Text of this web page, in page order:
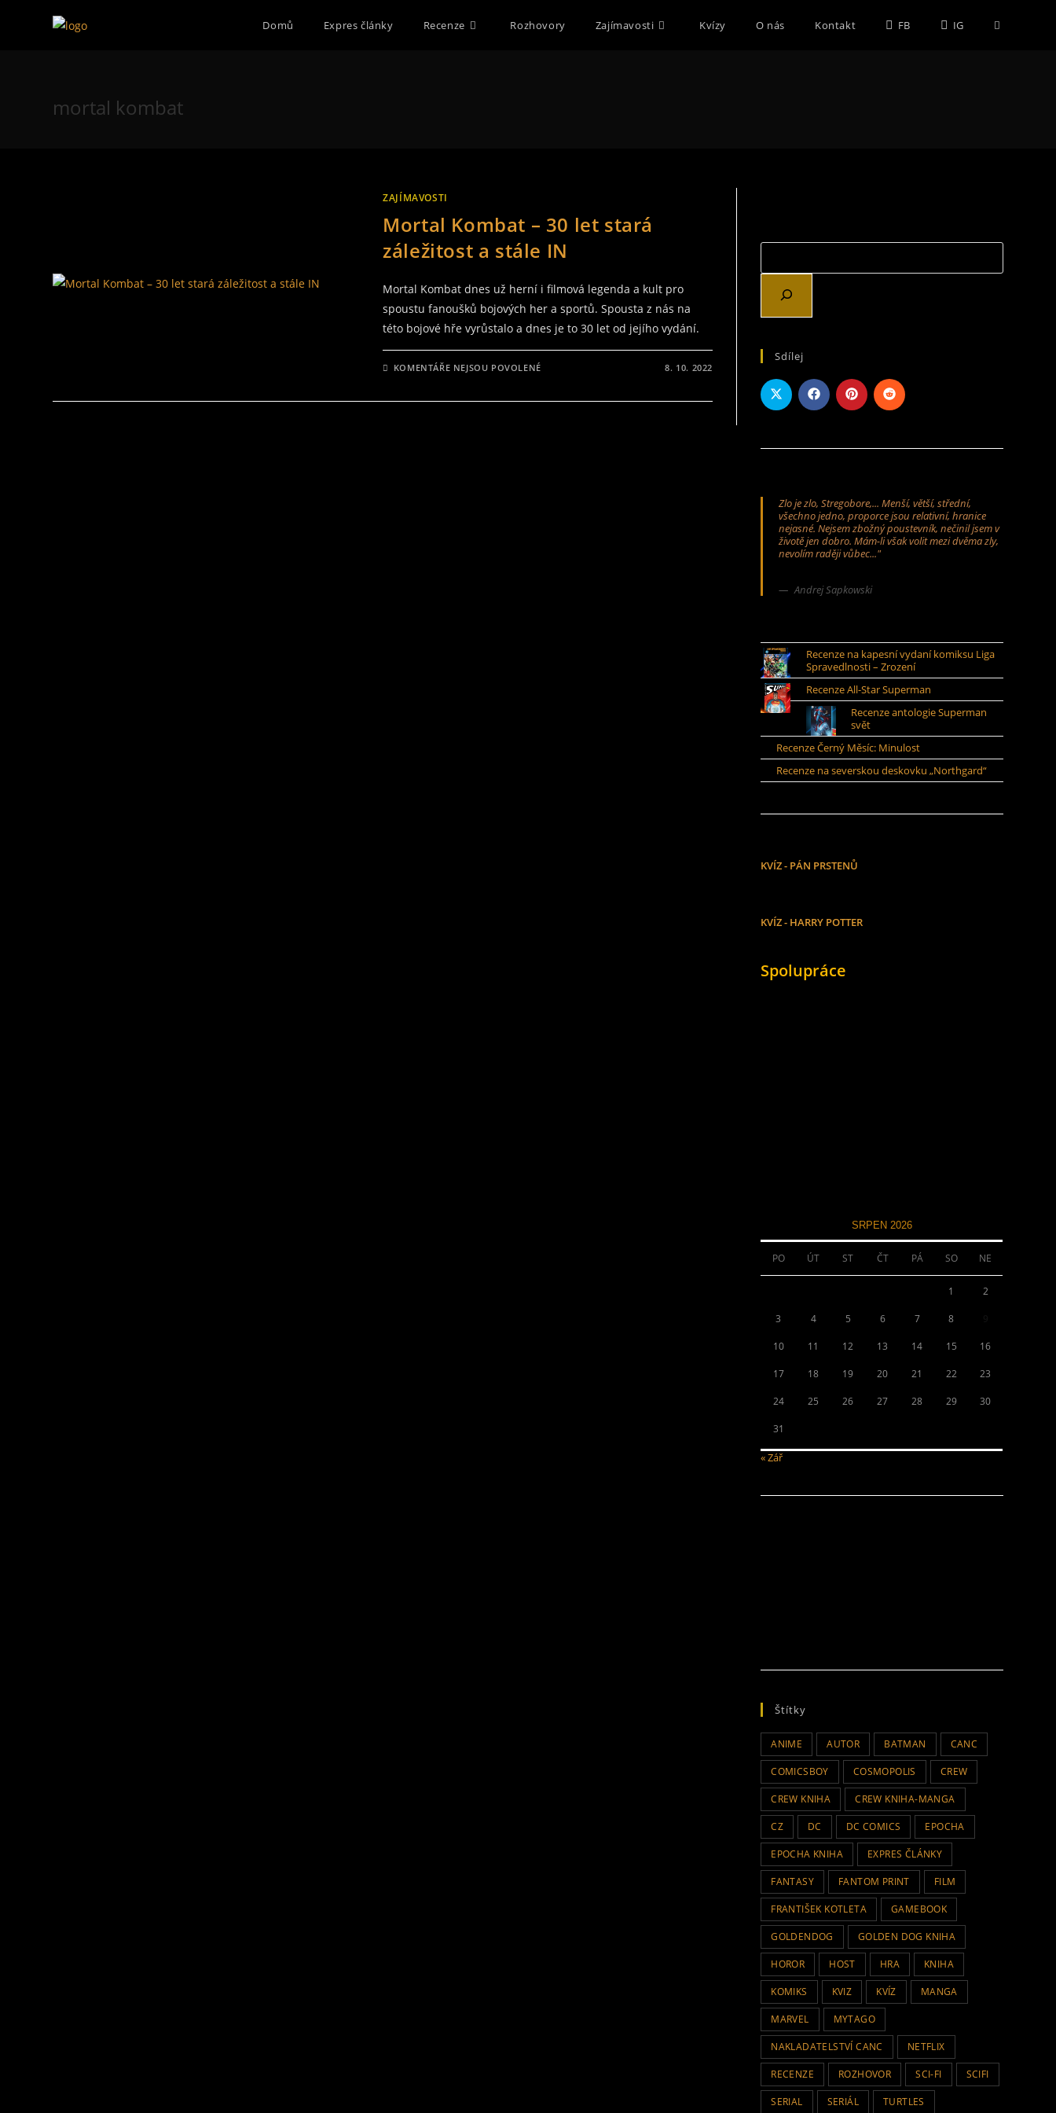
Domů Expres články Recenze Rozhovory Zajímavosti Kvízy O nás Kontakt FB IG Toggle
mortal kombat
ZAJÍMAVOSTI
Mortal Kombat – 30 let stará
záležitost a stále IN
Mortal Kombat dnes už herní i filmová legenda a kult pro
spoustu fanoušků bojových her a sportů. Spousta z nás na
této bojové hře vyrůstalo a dnes je to 30 let od jejího vydání.
KOMENTÁŘE NEJSOU POVOLENÉU
NÁZVEM
8. 10. 2022
Sdílej
Zlo je zlo, Stregobore,... Menší, větší, střední,
všechno jedno, proporce jsou relativní, hranice
nejasné. Nejsem zbožný poustevník, nečinil jsem v
životě jen dobro. Mám-li však volit mezi dvěma zly,
nevolím raději vůbec..."
Andrej Sapkowski
Recenze na kapesní vydaní komiksu Liga
Spravedlnosti – Zrození
Recenze All-Star Superman
Recenze antologie Superman
svět
Recenze Černý Měsíc: Minulost
Recenze na severskou deskovku „Northgard“
KVÍZ - PÁN PRSTENŮ
KVÍZ - HARRY POTTER
Spolupráce
SRPEN 2026
PO ÚT ST ČT PÁ SO NE
1 2
3 4 5 6 7 8
10 11 12 13 14 15 16
17 18 19 20 21 22 23
24 25 26 27 28 29 30
31
« Zář
Štítky
ANIME AUTOR BATMAN CANC
COMICSBOY COSMOPOLIS CREW
CREW KNIHA CREW KNIHA-MANGA
CZ DC DC COMICS EPOCHA
EPOCHA KNIHA EXPRES ČLÁNKY
FANTASY FANTOM PRINT FILM
FRANTIŠEK KOTLETA GAMEBOOK
GOLDENDOG GOLDEN DOG KNIHA
HOROR HOST HRA KNIHA
KOMIKS KVIZ KVÍZ MANGA
MARVEL MYTAGO
NAKLADATELSTVÍ CANC NETFLIX
RECENZE ROZHOVOR SCI-FI SCIFI
SERIAL SERIÁL TURTLES